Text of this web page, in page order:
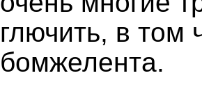
глючить, в том
бомжелента.